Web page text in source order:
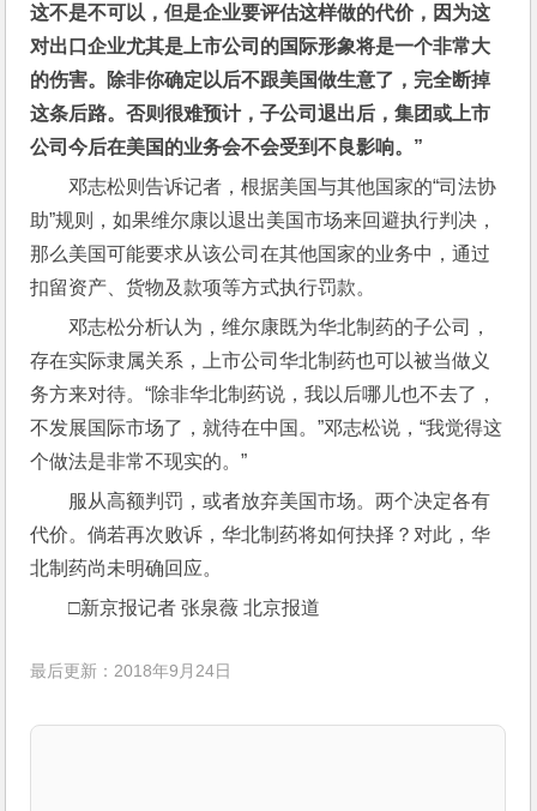
这不是不可以，但是企业要评估这样做的代价，因为这
对出口企业尤其是上市公司的国际形象将是一个非常大
的伤害。除非你确定以后不跟美国做生意了，完全断掉
这条后路。否则很难预计，子公司退出后，集团或上市
公司今后在美国的业务会不会受到不良影响。”
邓志松则告诉记者，根据美国与其他国家的“司法协
助”规则，如果维尔康以退出美国市场来回避执行判决，
那么美国可能要求从该公司在其他国家的业务中，通过
扣留资产、货物及款项等方式执行罚款。
邓志松分析认为，维尔康既为华北制药的子公司，
存在实际隶属关系，上市公司华北制药也可以被当做义
务方来对待。“除非华北制药说，我以后哪儿也不去了，
不发展国际市场了，就待在中国。”邓志松说，“我觉得这
个做法是非常不现实的。”
服从高额判罚，或者放弃美国市场。两个决定各有
代价。倘若再次败诉，华北制药将如何抉择？对此，华
北制药尚未明确回应。
□新京报记者 张泉薇 北京报道
最后更新：2018年9月24日